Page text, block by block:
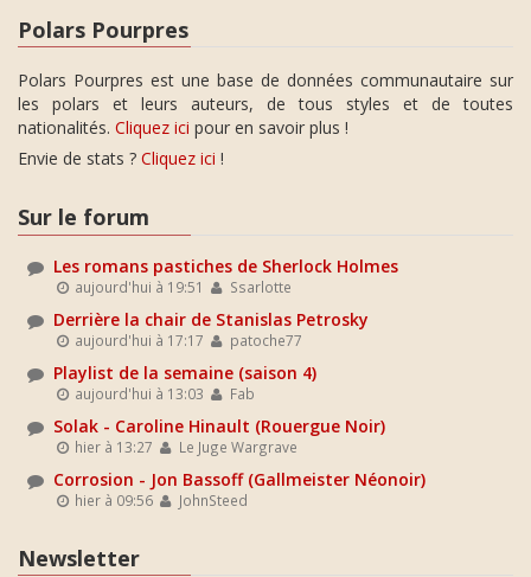
Polars Pourpres
Polars Pourpres est une base de données communautaire sur
les polars et leurs auteurs, de tous styles et de toutes
nationalités. Cliquez ici pour en savoir plus !
Envie de stats ? Cliquez ici !
Sur le forum
Les romans pastiches de Sherlock Holmes
aujourd'hui à 19:51 Ssarlotte
Derrière la chair de Stanislas Petrosky
aujourd'hui à 17:17 patoche77
Playlist de la semaine (saison 4)
aujourd'hui à 13:03 Fab
Solak - Caroline Hinault (Rouergue Noir)
hier à 13:27 Le Juge Wargrave
Corrosion - Jon Bassoff (Gallmeister Néonoir)
hier à 09:56 JohnSteed
Newsletter